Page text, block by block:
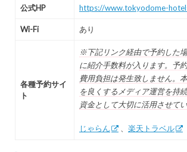
公式HP https://www.tokyodome-
Wi-Fi あり
各種予約サイ
ト
※下記リンク経由で予約した
に紹介手数料が入ります。予
費用負担は発生致しません。
を良くするメディア運営を持
資金として大切に活用させて
じゃらん 、 楽天トラベル